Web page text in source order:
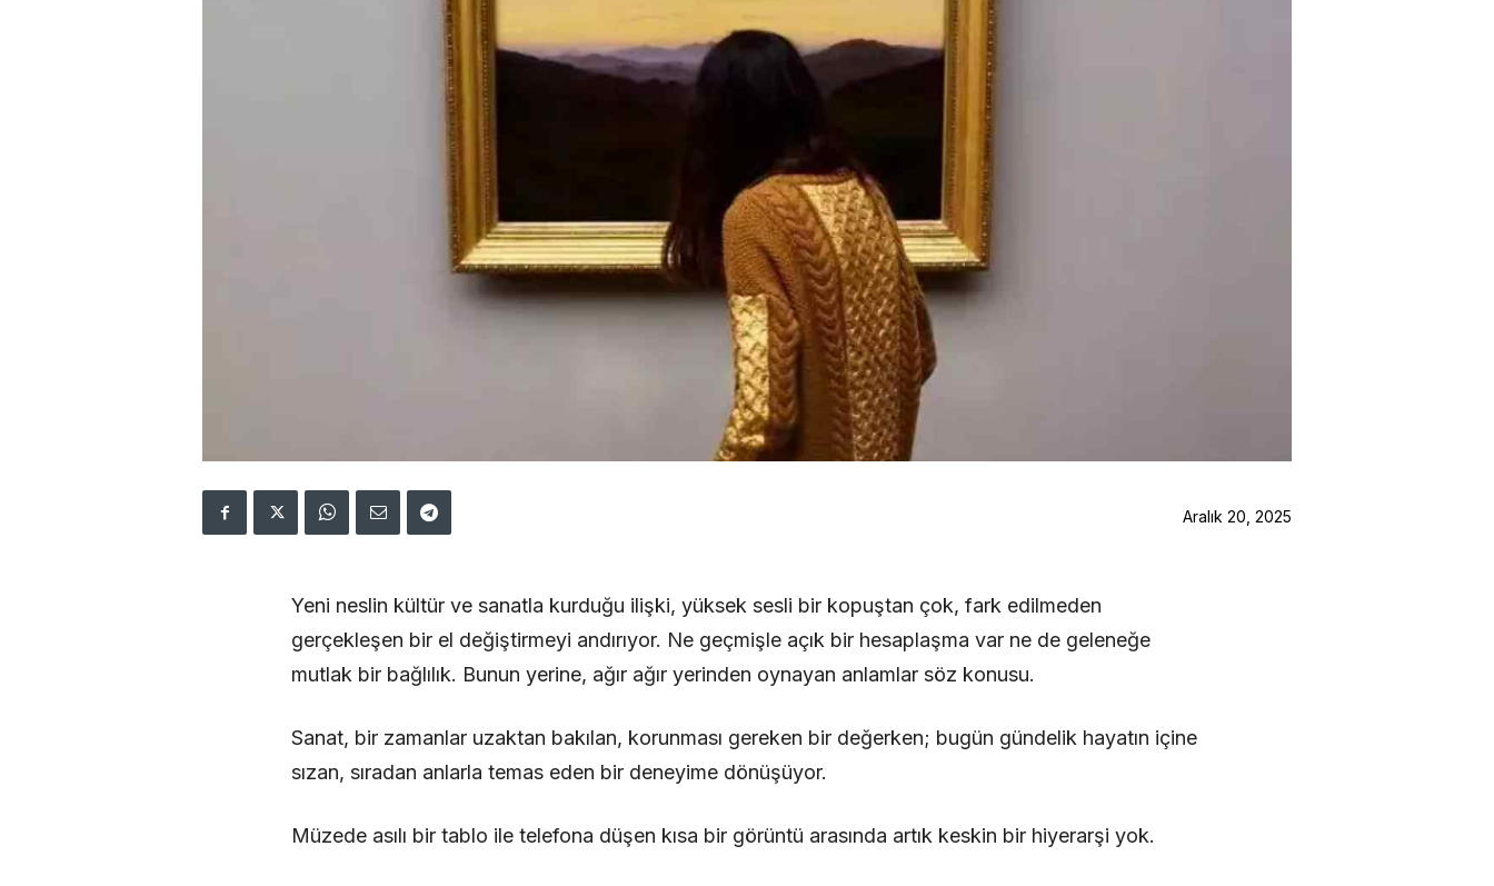
Aralık 20, 2025
Yeni neslin kültür ve sanatla kurduğu ilişki, yüksek sesli bir kopuştan çok, fark edilmeden
gerçekleşen bir el değiştirmeyi andırıyor. Ne geçmişle açık bir hesaplaşma var ne de geleneğe
mutlak bir bağlılık. Bunun yerine, ağır ağır yerinden oynayan anlamlar söz konusu.
Sanat, bir zamanlar uzaktan bakılan, korunması gereken bir değerken; bugün gündelik hayatın içine
sızan, sıradan anlarla temas eden bir deneyime dönüşüyor.
Müzede asılı bir tablo ile telefona düşen kısa bir görüntü arasında artık keskin bir hiyerarşi yok.